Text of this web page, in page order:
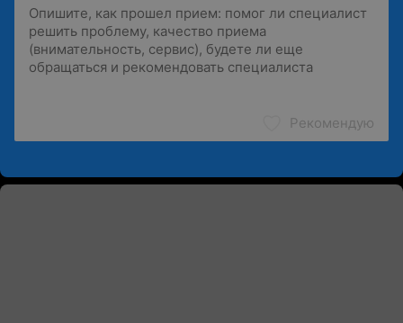
Рекомендую